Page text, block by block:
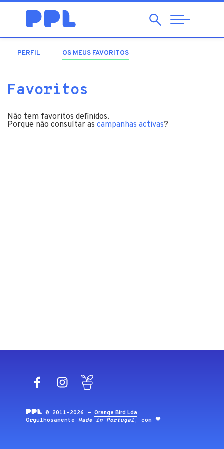
Pesquisar
Abrir
Navegação
PERFIL OS MEUS FAVORITOS
Favoritos
Não tem favoritos definidos.
Porque não consultar as campanhas activas?
FacebookInstagram
© 2011-2026 —Orange Bird Lda .
Orgulhosamente Made in Portugal , com